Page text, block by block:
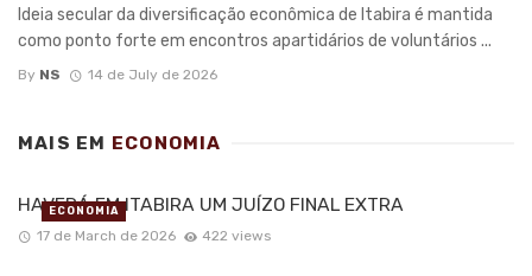
Ideia secular da diversificação econômica de Itabira é mantida
como ponto forte em encontros apartidários de voluntários ...
By NS 14 de July de 2026
MAIS EM ECONOMIA
HAVERÁ EM ITABIRA UM JUÍZO FINAL EXTRA
17 de March de 2026 422 views
ECONOMIA